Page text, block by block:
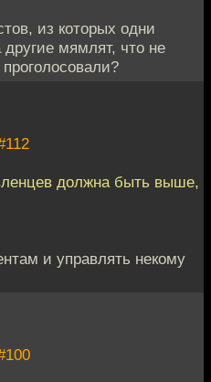
из которых одни
мямлят, что не
должна быть выше,
и управлять некому